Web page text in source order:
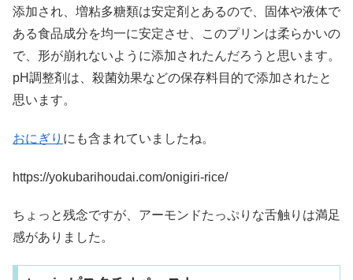
添加され、増粘多糖類は安定剤とあるので、固体や液体で
ある食品成分を均一に安定させ、このプリンは柔らかいの
で、形が崩れないように添加されたんだろうと思います。
pH調整剤は、殺菌効果などの保存料目的で添加されたと
思います。
おにぎり にも含まれていましたね。
https://yokubarihoudai.com/onigiri-rice/
ちょっと残念ですが、アーモンドたっぷりな舌触りは満足
感がありました。